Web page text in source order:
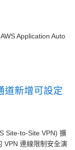
Application Auto
道新增可設定
Site-to-Site VPN) 擴
VPN 連線限制安全演